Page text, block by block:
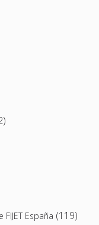
España (119)